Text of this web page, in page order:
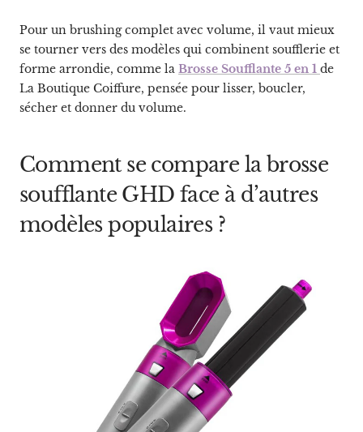
Pour un brushing complet avec volume, il vaut mieux
se tourner vers des modèles qui combinent soufflerie et
forme arrondie, comme la Brosse Soufflante 5 en 1 de
La Boutique Coiffure, pensée pour lisser, boucler,
sécher et donner du volume.
Comment se compare la brosse
soufflante GHD face à d’autres
modèles populaires ?